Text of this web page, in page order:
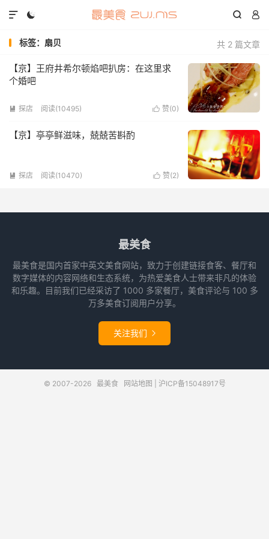
  

共 2 篇文章
标签：扇贝
【京】王府井希尔顿焰吧扒房：在这里求
个婚吧
 赞(0)
 探店 阅读(10495)
【京】亭亭鲜滋味，兢兢苦斟酌
 赞(2)
 探店 阅读(10470)
最美食
最美食是国内首家中英文美食网站，致力于创建链接食客、餐厅和
数字媒体的内容网络和生态系统，为热爱美食人士带来非凡的体验
和乐趣。目前我们已经采访了 1000 多家餐厅，美食评论与 100 多
万多美食订阅用户分享。
关注我们 
© 2007-2026 最美食 网站地图 沪ICP备15048917号